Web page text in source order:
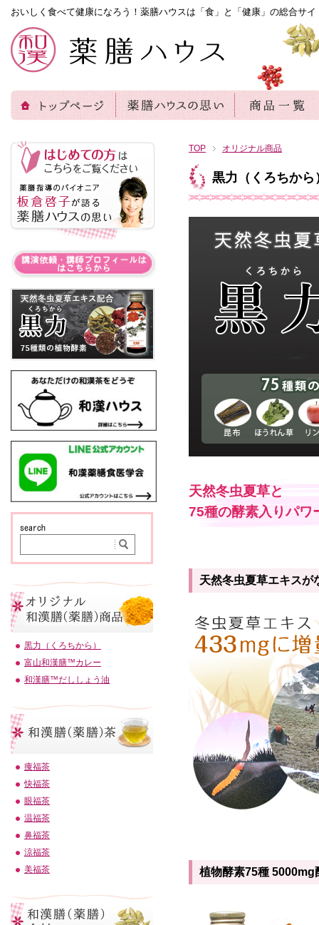
おいしく食べて健康になろう！薬膳ハウスは「食」と「健康」の総合サイ
TOP オリジナル商品
黒力 （くろちから
天然冬虫夏草と
75種の酵素入りパワ
天然冬虫夏草エキスが
植物酵素75種 5000mg
黒力（くろちから）
富山和漢膳™カレー
和漢膳™だししょう油
痩福茶
快福茶
眼福茶
温福茶
鼻福茶
涼福茶
美福茶